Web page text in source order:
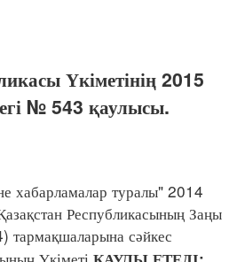
Үкіметінің 2015
№ 543 қаулысы.
хабарламалар туралы" 2014
Республикасының Заңы
тармақшаларына сәйкес
Үкіметі